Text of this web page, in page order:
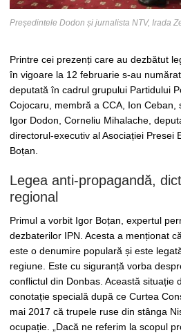
Președintele Dodon și jurnalista NTV, Irada
Printre cei prezenți care au dezbătut
în vigoare la 12 februarie s-au
deputată în cadrul grupului Partidului
Cojocaru, membră a CCA, Ion Ceban,
Igor Dodon, Corneliu Mihalache,
directorul-executiv al Asociației Presei
Boțan.
Legea anti-propagandă,
regional
Primul a vorbit Igor Boțan, expertul
dezbaterilor IPN. Acesta a menționat
este o denumire populară și este
regiune. Este cu siguranță vorba
conflictul din Donbas. Această situație
conotație specială după ce Curtea
mai 2017 că trupele ruse din stânga
ocupație. „Dacă ne referim la scopul